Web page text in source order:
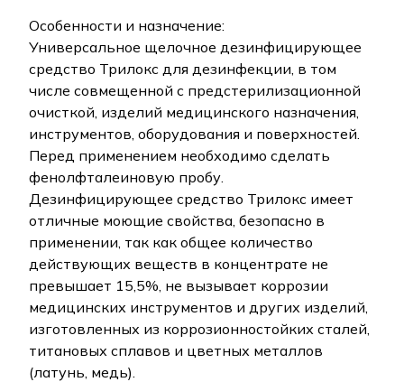
Особенности и назначение:
Универсальное щелочное дезинфицирующее
средство Трилокс для дезинфекции, в том
числе совмещенной с предстерилизационной
очисткой, изделий медицинского назначения,
инструментов, оборудования и поверхностей.
Перед применением необходимо сделать
фенолфталеиновую пробу.
Дезинфицирующее средство Трилокс имеет
отличные моющие свойства, безопасно в
применении, так как общее количество
действующих веществ в концентрате не
превышает 15,5%, не вызывает коррозии
медицинских инструментов и других изделий,
изготовленных из коррозионностойких сталей,
титановых сплавов и цветных металлов
(латунь, медь).